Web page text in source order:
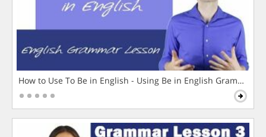
How to Use To Be in English - Using Be in English Grammar